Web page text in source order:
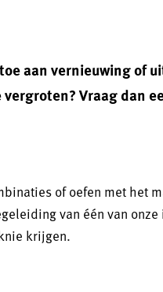
aan vernieuwing of
Vraag dan
of oefen met het
van één van
krijgen.